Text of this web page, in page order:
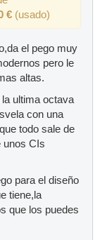
€ (usado)
el pego muy
pero le
altas.
ultima octava
con una
todo sale de
unos CIs
para el diseño
tiene,la
que los puedes